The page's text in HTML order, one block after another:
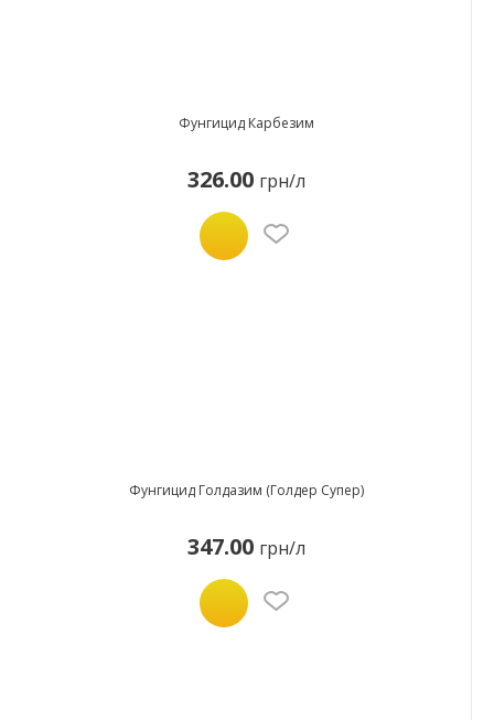
Фунгицид Карбезим
326.00 грн/л
Фунгицид Голдазим (Голдер Супер)
347.00 грн/л